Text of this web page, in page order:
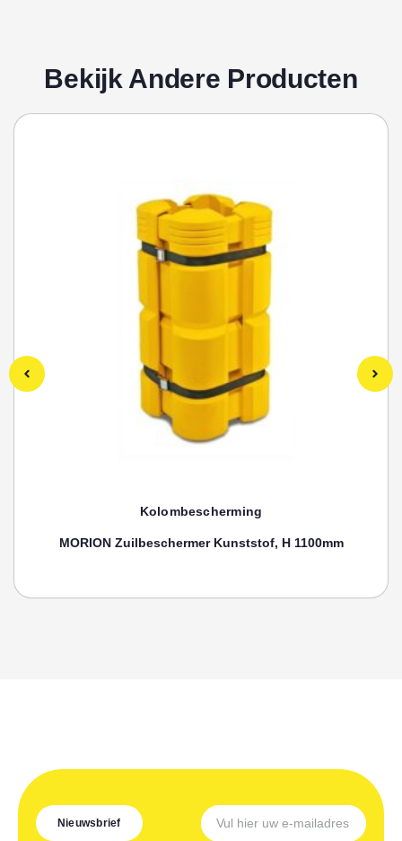
Bekijk Andere Producten
Kolombescherming
Toebehoren, SPANRIEM MORION Zuilenbeschermer
Nieuwsbrief